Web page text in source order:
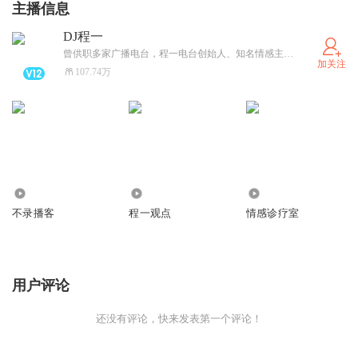
主播信息
DJ程一
曾供职多家广播电台，程一电台创始人、知名情感主播、畅销书作家，全网播放量超70亿，荣获2019胡润百富30岁以下创业领袖，入选2019福布斯中国30岁以下精英榜
107.74万
加关注
不录播客 程一观点 情感诊疗室
用户评论
还没有评论，快来发表第一个评论！